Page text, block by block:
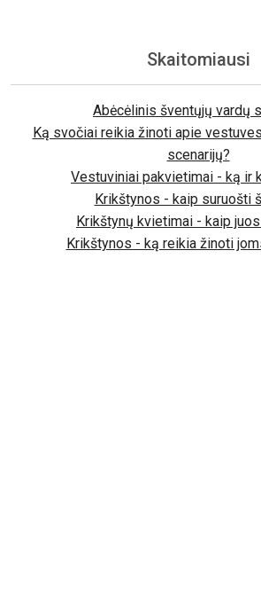
Skaitomiausi
Abėcėlinis šventųjų vardų
Ką svočiai reikia žinoti apie
scenarijų?
Vestuviniai pakvietimai - ką ir
Krikštynos - kaip suruošti
Krikštynų kvietimai - kaip
Krikštynos - ką reikia žinoti